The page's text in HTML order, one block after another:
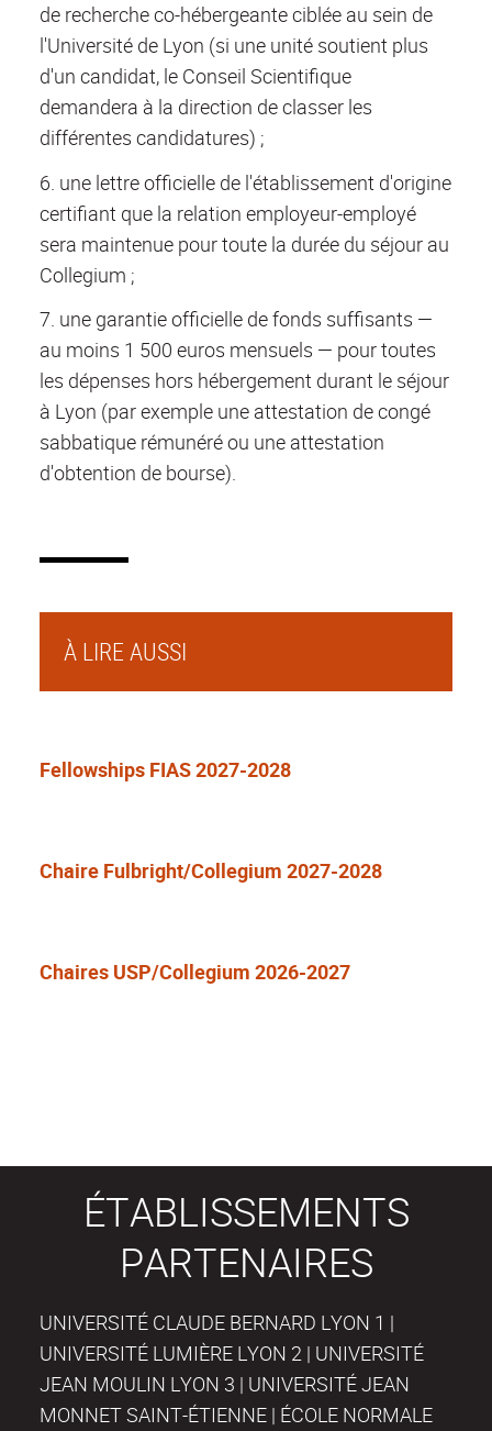
de recherche co-hébergeante ciblée au sein de
l'Université de Lyon (si une unité soutient plus
d'un candidat, le Conseil Scientifique
demandera à la direction de classer les
différentes candidatures) ;
6. une lettre officielle de l'établissement d'origine
certifiant que la relation employeur-employé
sera maintenue pour toute la durée du séjour au
Collegium ;
7. une garantie officielle de fonds suffisants —
au moins 1 500 euros mensuels — pour toutes
les dépenses hors hébergement durant le séjour
à Lyon (par exemple une attestation de congé
sabbatique rémunéré ou une attestation
d'obtention de bourse).
À LIRE AUSSI
Fellowships FIAS 2027-2028
Chaire Fulbright/Collegium 2027-2028
Chaires USP/Collegium 2026-2027
ÉTABLISSEMENTS
PARTENAIRES
UNIVERSITÉ CLAUDE BERNARD LYON 1 |
UNIVERSITÉ LUMIÈRE LYON 2 | UNIVERSITÉ
JEAN MOULIN LYON 3 | UNIVERSITÉ JEAN
MONNET SAINT-ÉTIENNE | ÉCOLE NORMALE